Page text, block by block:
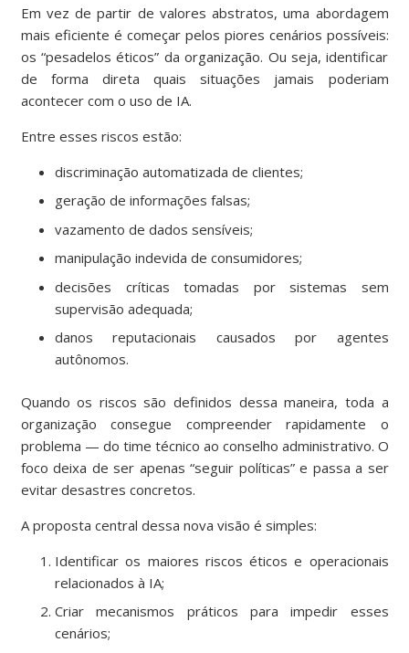
Em vez de partir de valores abstratos, uma abordagem
mais eficiente é começar pelos piores cenários possíveis:
os “pesadelos éticos” da organização. Ou seja, identificar
de forma direta quais situações jamais poderiam
acontecer com o uso de IA.
Entre esses riscos estão:
discriminação automatizada de clientes;
geração de informações falsas;
vazamento de dados sensíveis;
manipulação indevida de consumidores;
decisões críticas tomadas por sistemas sem
supervisão adequada;
danos reputacionais causados por agentes
autônomos.
Quando os riscos são definidos dessa maneira, toda a
organização consegue compreender rapidamente o
problema — do time técnico ao conselho administrativo. O
foco deixa de ser apenas “seguir políticas” e passa a ser
evitar desastres concretos.
A proposta central dessa nova visão é simples:
Identificar os maiores riscos éticos e operacionais
relacionados à IA;
Criar mecanismos práticos para impedir esses
cenários;